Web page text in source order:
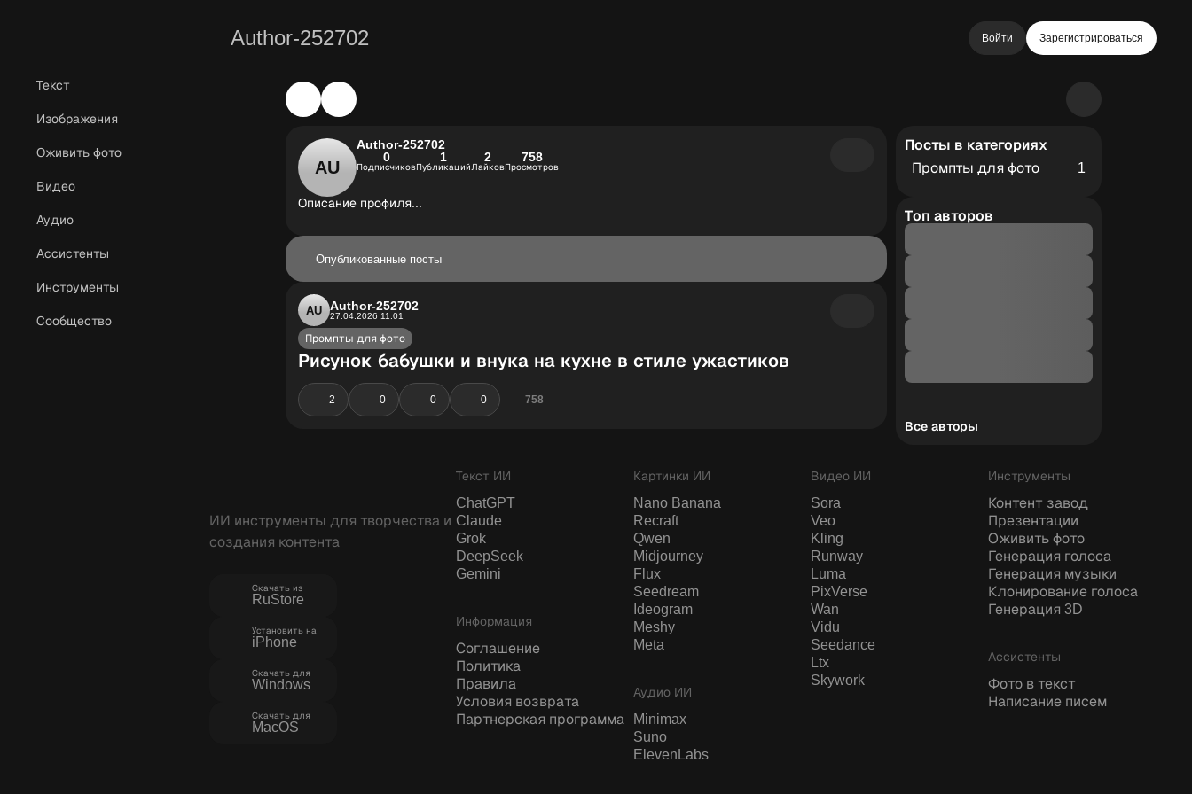
Текст
Изображения
Оживить фото
Видео
Аудио
Ассистенты
Инструменты
Сообщество
Author-252702 Войти Зарегистрироваться
AU
Author-252702
0
Подписчиков
1
Публикаций
2
Лайков
758
Просмотров
Описание профиля...
Опубликованные посты
AU Author-252702
27.04.2026 11:01
Промпты для фото
Рисунок бабушки и внука на кухне в стиле ужастиков
2 0 0 0 758
Посты в категориях
Промпты для фото
1
Топ авторов
Все авторы
ИИ инструменты для творчества и
создания контента
Скачать из
RuStore
Установить на
iPhone
Скачать для
Windows
Скачать для
MacOS
Текст ИИ
ChatGPT
Claude
Grok
DeepSeek
Gemini
Информация
Соглашение
Политика
Правила
Условия возврата
Партнерская программа
Картинки ИИ
Nano Banana
Recraft
Qwen
Midjourney
Flux
Seedream
Ideogram
Meshy
Meta
Аудио ИИ
Minimax
Suno
ElevenLabs
Видео ИИ
Sora
Veo
Kling
Runway
Luma
PixVerse
Wan
Vidu
Seedance
Ltx
Skywork
Инструменты
Контент завод
Презентации
Оживить фото
Генерация голоса
Генерация музыки
Клонирование голоса
Генерация 3D
Ассистенты
Фото в текст
Написание писем